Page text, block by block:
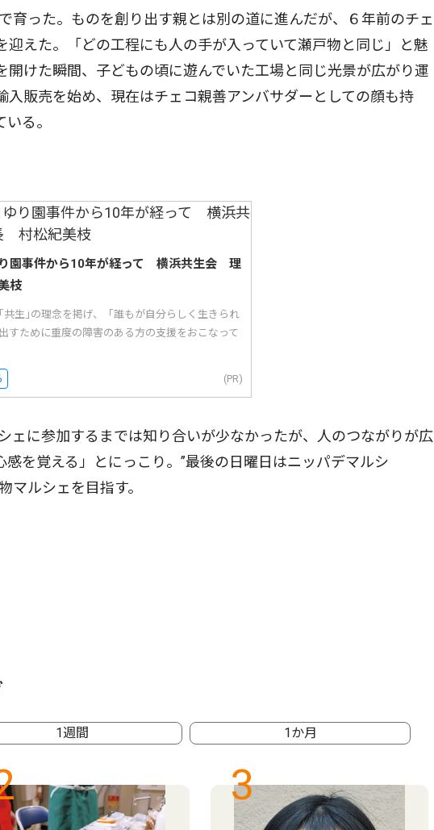
った。ものを創り出す親とは別の道に進んだが、６年前のチェ
えた。「どの工程にも人の手が入っていて瀬戸物と同じ」と魅
けた瞬間、子どもの頃に遊んでいた工場と同じ光景が広がり運
販売を始め、現在はチェコ親善アンバサダーとしての顔も持
る。
園事件から10年が経って 横浜共生会 理
枝
共生｣の理念を掲げ、「誰もが自分らしく生きられ
すために重度の障害のある方の支援をおこなって
(PR)
に参加するまでは知り合いが少なかったが、人のつながりが広
を覚える」とにっこり。”最後の日曜日はニッパデマルシ
マルシェを目指す。
1週間 1か月
3